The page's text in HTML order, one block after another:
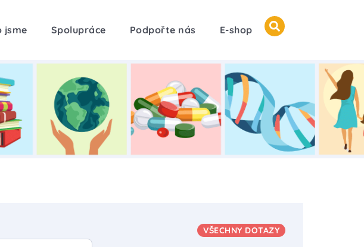
jsme Spolupráce Podpořte nás E-shop
VŠECHNY DOTAZY